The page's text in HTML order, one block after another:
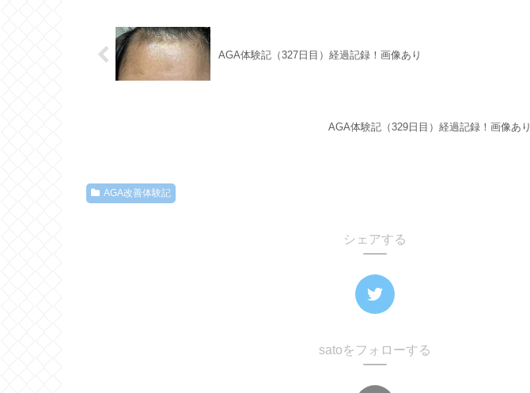
AGA体験記（327日目）経過記録！画像あり
AGA体験記（329日目）経過記録！画像あり
AGA改善体験記
シェアする
satoをフォローする